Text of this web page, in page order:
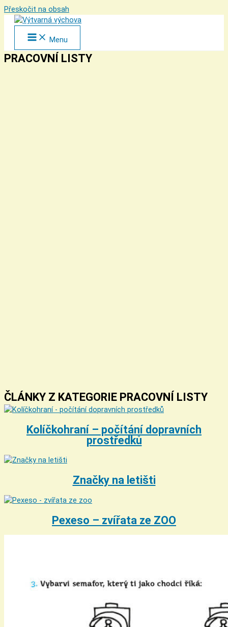
Přeskočit na obsah
Menu
PRACOVNÍ LISTY
ČLÁNKY Z KATEGORIE PRACOVNÍ LISTY
Kolíčkohraní – počítání dopravních
prostředků
Značky na letišti
Pexeso – zvířata ze ZOO